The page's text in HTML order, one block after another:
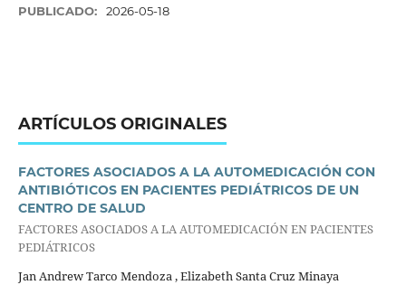
PUBLICADO: 2026-05-18
ARTÍCULOS ORIGINALES
FACTORES ASOCIADOS A LA AUTOMEDICACIÓN CON
ANTIBIÓTICOS EN PACIENTES PEDIÁTRICOS DE UN
CENTRO DE SALUD
FACTORES ASOCIADOS A LA AUTOMEDICACIÓN EN PACIENTES
PEDIÁTRICOS
Jan Andrew Tarco Mendoza , Elizabeth Santa Cruz Minaya